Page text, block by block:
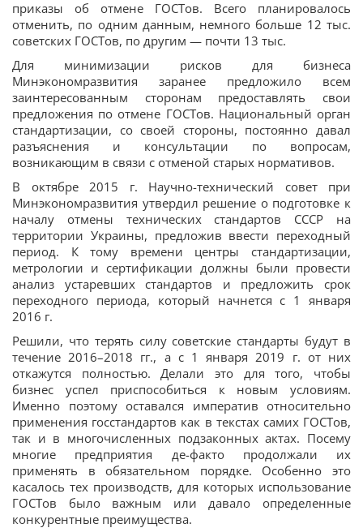
приказы об отмене ГОСТов. Всего планировалось
отменить, по одним данным, немного больше 12 тыс.
советских ГОСТов, по другим — почти 13 тыс.
Для минимизации рисков для бизнеса
Минэкономразвития заранее предложило всем
заинтересованным сторонам предоставлять свои
предложения по отмене ГОСТов. Национальный орган
стандартизации, со своей стороны, постоянно давал
разъяснения и консультации по вопросам,
возникающим в связи с отменой старых нормативов.
В октябре 2015 г. Научно-технический совет при
Минэкономразвития утвердил решение о подготовке к
началу отмены технических стандартов СССР на
территории Украины, предложив ввести переходный
период. К тому времени центры стандартизации,
метрологии и сертификации должны были провести
анализ устаревших стандартов и предложить срок
переходного периода, который начнется с 1 января
2016 г.
Решили, что терять силу советские стандарты будут в
течение 2016–2018 гг., а с 1 января 2019 г. от них
откажутся полностью. Делали это для того, чтобы
бизнес успел приспособиться к новым условиям.
Именно поэтому оставался императив относительно
применения госстандартов как в текстах самих ГОСТов,
так и в многочисленных подзаконных актах. Посему
многие предприятия де-факто продолжали их
применять в обязательном порядке. Особенно это
касалось тех производств, для которых использование
ГОСТов было важным или давало определенные
конкурентные преимущества.